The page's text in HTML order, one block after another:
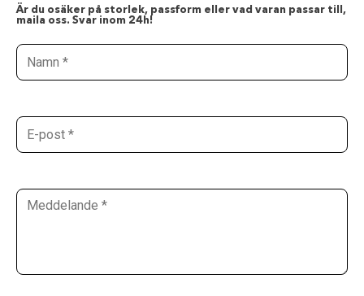
Är du osäker på storlek, passform eller vad varan passar till,
maila oss. Svar inom 24h!